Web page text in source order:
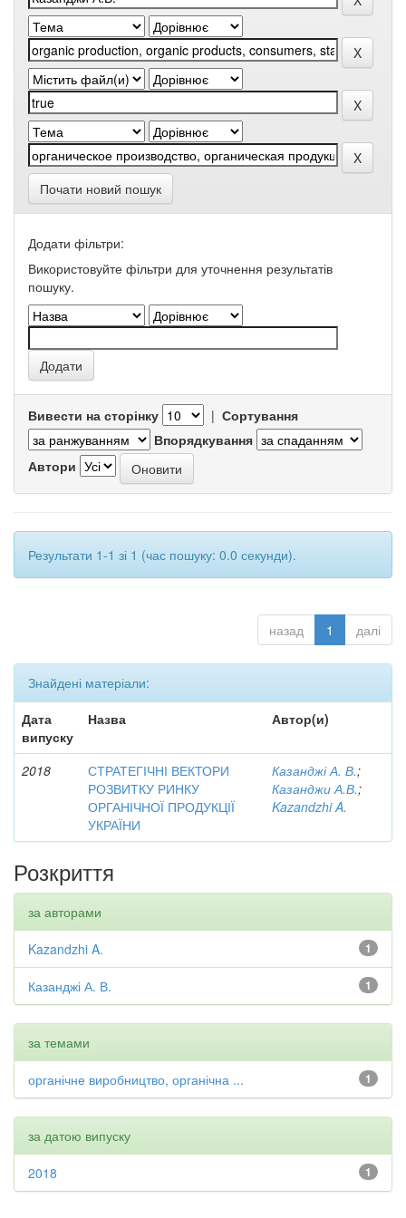
Почати новий пошук
Додати фільтри:
Використовуйте фільтри для уточнення результатів
пошуку.
Вивести на сторінку | Сортування
Впорядкування
Автори
Результати 1-1 зі 1 (час пошуку: 0.0 секунди).
назад 1 далі
Знайдені матеріали:
Дата
випуску
Назва Автор(и)
2018
СТРАТЕГІЧНІ ВЕКТОРИ
РОЗВИТКУ РИНКУ
ОРГАНІЧНОЇ ПРОДУКЦІЇ
УКРАЇНИ
Казанджі А. В.;
Казанджи А.В.;
Kazandzhi A.
Розкриття
за авторами
1
Kazandzhi A.
1
Казанджі А. В.
за темами
1
органічне виробництво, органічна ...
за датою випуску
1
2018